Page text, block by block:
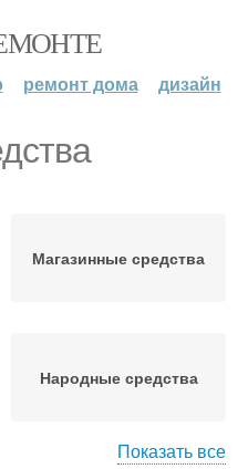
ремонт дома дизайн
Магазинные средства
Народные средства
Показать все